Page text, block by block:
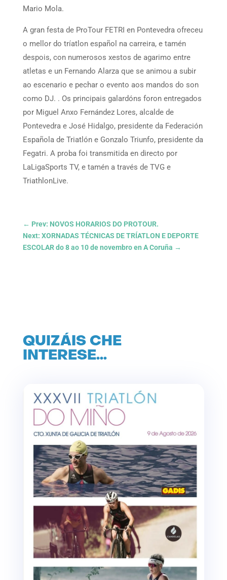
Mario Mola.
A gran festa de ProTour FETRI en Pontevedra ofreceu
o mellor do tríatlon español na carreira, e tamén
despois, con numerosos xestos de agarimo entre
atletas e un Fernando Alarza que se animou a subir
ao escenario e pechar o evento aos mandos do son
como DJ. . Os principais galardóns foron entregados
por Miguel Anxo Fernández Lores, alcalde de
Pontevedra e José Hidalgo, presidente da Federación
Española de Triatlón e Gonzalo Triunfo, presidente da
Fegatri. A proba foi transmitida en directo por
LaLigaSports TV, e tamén a través de TVG e
TriathlonLive.
← Prev: NOVOS HORARIOS DO PROTOUR.
Next: XORNADAS TÉCNICAS DE TRÍATLON E DEPORTE
ESCOLAR do 8 ao 10 de novembro en A Coruña →
QUIZÁIS CHE
INTERESE…